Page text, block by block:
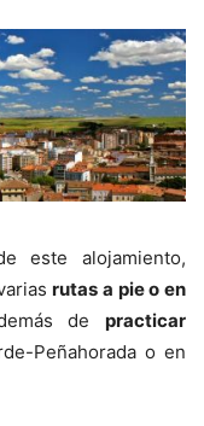
este alojamiento,
rutas a pie o en
depracticar
Peñahorada o en